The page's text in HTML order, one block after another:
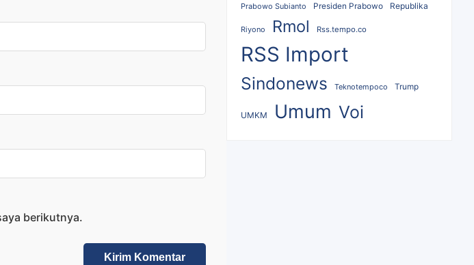
berikutnya.
Prabowo Subianto Presiden Prabowo Republika
Riyono Rmol Rss.tempo.co
RSS Import
Sindonews Teknotempoco Trump
UMKM Umum Voi